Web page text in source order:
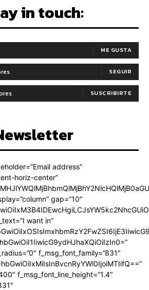
in touch:
ME GUSTA
SEGUIR
SUSCRIBIRTE
address”
horiz-center”
gap=”10″
want in”
f_msg_font_family=”831″
f_msg_font_line_height=”1.4″